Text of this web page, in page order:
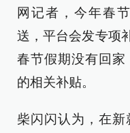
网记者，今年春
送，平台会发专项
春节假期没有回家
的相关补贴。
柴闪闪认为，在